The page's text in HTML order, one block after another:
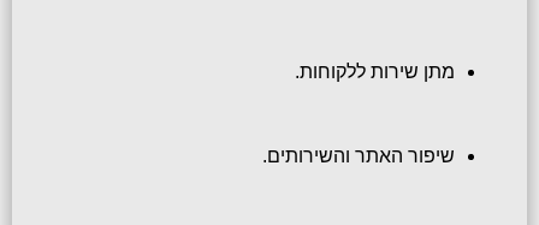
מתן שירות ללקוחות.
שיפור האתר והשירותים.